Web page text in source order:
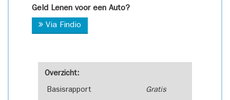
Overzicht:
Basisrapport Gratis
Geld Lenen voor een Auto?
Via Findio